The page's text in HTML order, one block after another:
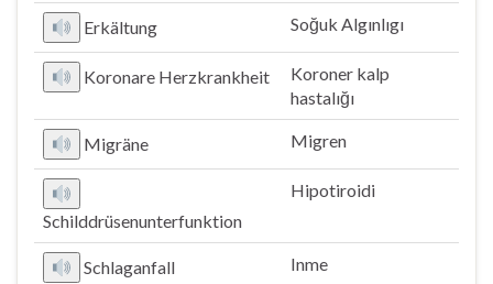
Erkältung Soğuk Algınlıgı
Koronare Herzkrankheit
Koroner kalp
hastalığı
Migräne Migren
Schilddrüsenunterfunktion
Hipotiroidi
Schlaganfall Inme